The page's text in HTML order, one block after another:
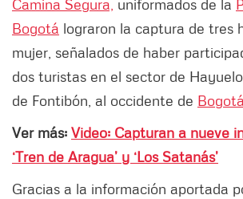
Camina Segura, uniformados de la
Bogotá lograron la captura de tres
mujer, señalados de haber
dos turistas en el sector de
de Fontibón, al occidente de Bogotá
Ver más: Video: Capturan a nueve
‘Tren de Aragua’ y ‘Los Satanás’
Gracias a la información aportada